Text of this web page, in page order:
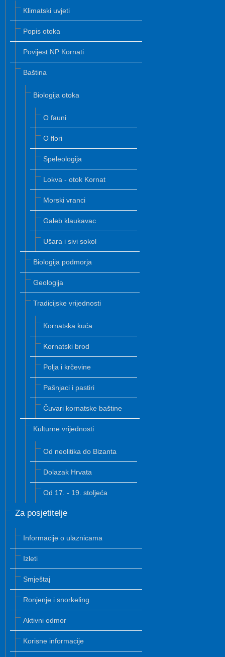
Klimatski uvjeti
Popis otoka
Povijest NP Kornati
Baština
Biologija otoka
O fauni
O flori
Speleologija
Lokva - otok Kornat
Morski vranci
Galeb klaukavac
Ušara i sivi sokol
Biologija podmorja
Geologija
Tradicijske vrijednosti
Kornatska kuća
Kornatski brod
Polja i krčevine
Pašnjaci i pastiri
Čuvari kornatske baštine
Kulturne vrijednosti
Od neolitika do Bizanta
Dolazak Hrvata
Od 17. - 19. stoljeća
Za posjetitelje
Informacije o ulaznicama
Izleti
Smještaj
Ronjenje i snorkeling
Aktivni odmor
Korisne informacije